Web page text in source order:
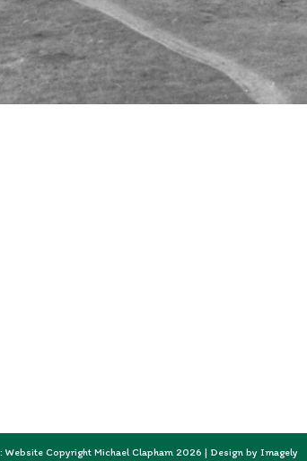
Copyright Michael Clapham 2026 | Design by Imagely